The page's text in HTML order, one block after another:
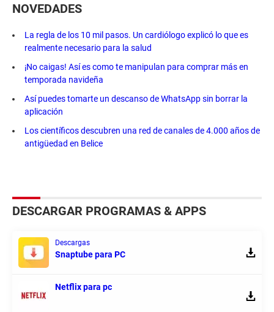
NOVEDADES
La regla de los 10 mil pasos. Un cardiólogo explicó lo que es
realmente necesario para la salud
¡No caigas! Así es como te manipulan para comprar más en
temporada navideña
Así puedes tomarte un descanso de WhatsApp sin borrar la
aplicación
Los científicos descubren una red de canales de 4.000 años de
antigüedad en Belice
DESCARGAR PROGRAMAS & APPS
Descargas
Snaptube para PC
Netflix para pc